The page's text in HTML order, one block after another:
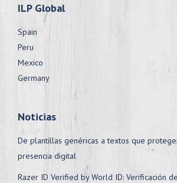
ILP Global
Spain
Peru
Mexico
Germany
Noticias
De plantillas genéricas a textos que
presencia digital
Razer ID Verified by World ID: Verificación